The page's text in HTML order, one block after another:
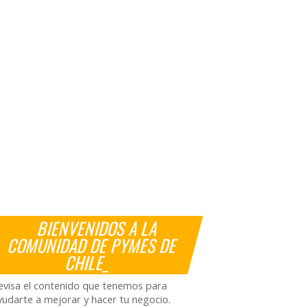
BIENVENIDOS A LA
COMUNIDAD DE PYMES DE
CHILE_
el contenido que tenemos para
a mejorar y hacer tu negocio.